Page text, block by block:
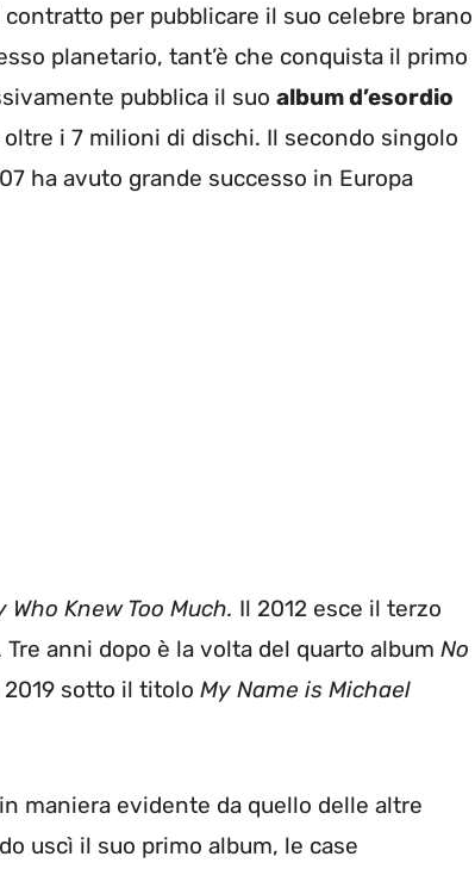
per pubblicare il suo celebre brano
planetario, tant’è che conquista il primo
pubblica il suo album d’esordio
i 7 milioni di dischi. Il secondo singolo
ha avuto grande successo in Europa
Who Knew Too Much. Il 2012 esce il terzo
Tre anni dopo è la volta del quarto album No
2019 sotto il titolo My Name is Michael
maniera evidente da quello delle altre
uscì il suo primo album, le case